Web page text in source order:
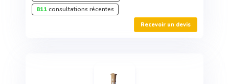
811consultations récentes
Recevoir un devis